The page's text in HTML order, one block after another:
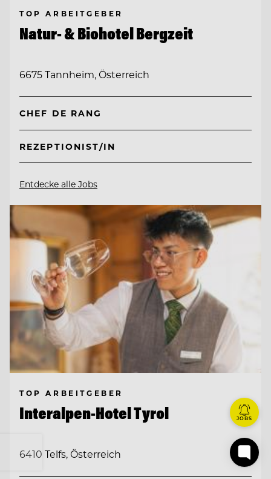
TOP ARBEITGEBER
Natur- & Biohotel Bergzeit
6675 Tannheim, Österreich
CHEF DE RANG
REZEPTIONIST/IN
Entdecke alle Jobs
TOP ARBEITGEBER
Interalpen-Hotel Tyrol
6410 Telfs, Österreich
JOBS